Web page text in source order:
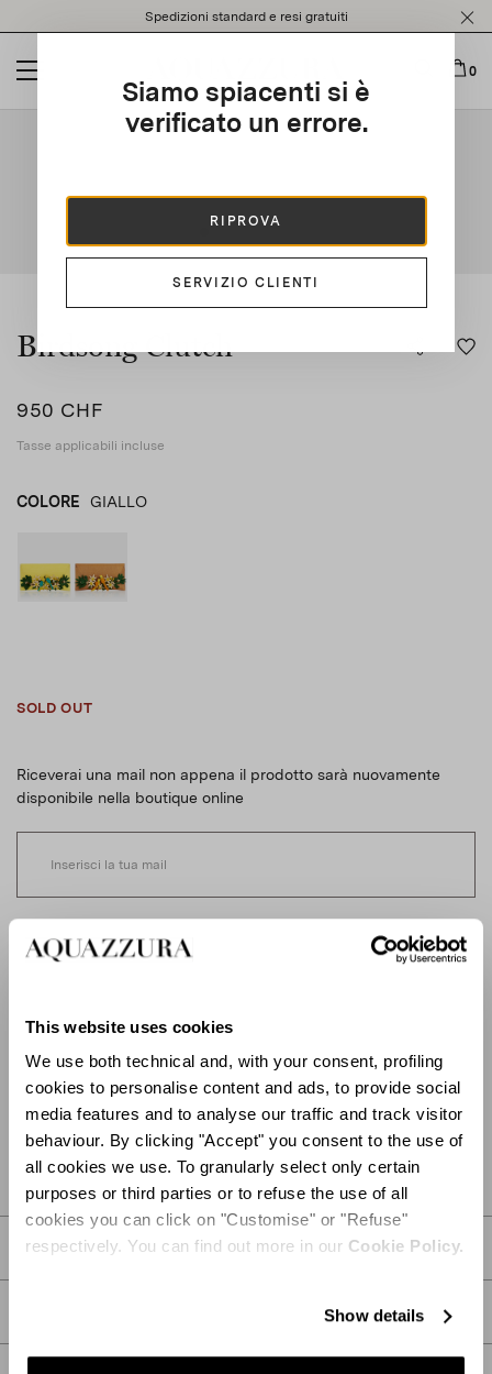
This website uses cookies
We use both technical and, with your consent, profiling
cookies to personalise content and ads, to provide social
media features and to analyse our traffic and track visitor
behaviour. By clicking "Accept" you consent to the use of
all cookies we use. To granularly select only certain
purposes or third parties or to refuse the use of all
cookies you can click on "Customise" or "Refuse"
respectively. You can find out more in our Cookie Policy.
Show details
note:
website
an
Spedizioni standard e resi gratuiti
0
Siamo spiacenti si è
verificato un errore.
RIPROVA
SERVIZIO CLIENTI
This is a carousel with auto-rotating slides. Activate any of
Birdsong Clutch
950 CHF
Tasse applicabili incluse
COLORE GIALLO
SOLD OUT
Riceverai una mail non appena il prodotto sarà nuovamente
disponibile nella boutique online
Letto e compreso l'informativa sulla privacy, autorizzo il
trattamento dei miei dati personali da parte di Aquazzura
AVVISAMI
TROVA IN BOUTIQUE
DESCRIZIONE